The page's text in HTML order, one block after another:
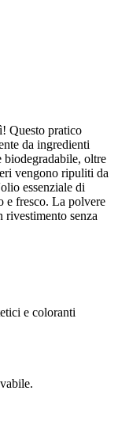
Questo pratico
da ingredienti
biodegradabile, oltre
vengono ripuliti da
essenziale di
e fresco. La polvere
rivestimento senza
e coloranti